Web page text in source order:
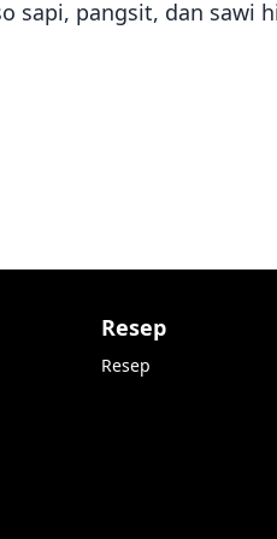
sapi, pangsit, dan sawi
Resep
Resep